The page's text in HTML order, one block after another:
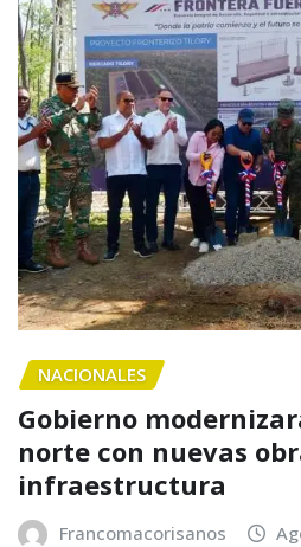
NACIONALES
Gobierno
norte con nuevas
infraestructura
Francomacorisanos